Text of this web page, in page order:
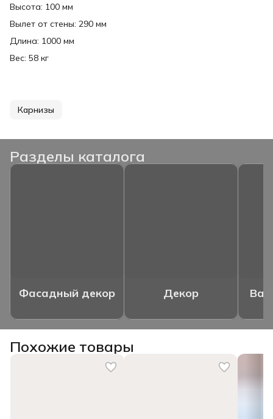
Высота: 100 мм
Вылет от стены: 290 мм
Длина: 1000 мм
Вес: 58 кг
Карнизы
Разделы каталога
Фасадный декор Декор
Похожие товары